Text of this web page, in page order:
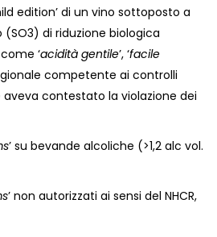
edition’ di un vino sottoposto a
di riduzione biologica
‘acidità gentile’, ‘facile
competente ai controlli
contestato la violazione dei
’ su bevande alcoliche (>1,2 alc vol.
’ non autorizzati ai sensi del NHCR,